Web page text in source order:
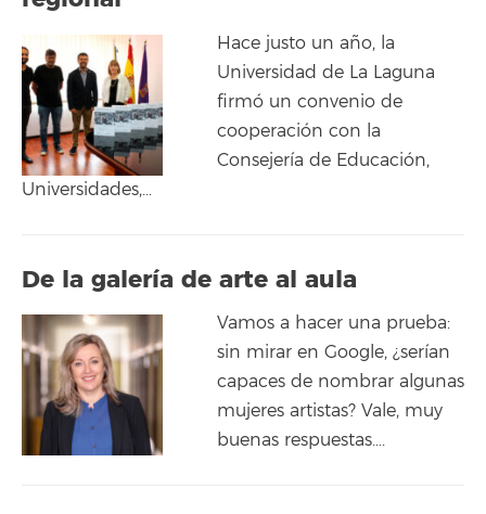
Hace justo un año, la
Universidad de La Laguna
firmó un convenio de
cooperación con la
Consejería de Educación,
Universidades,…
De la galería de arte al aula
Vamos a hacer una prueba:
sin mirar en Google, ¿serían
capaces de nombrar algunas
mujeres artistas? Vale, muy
buenas respuestas….